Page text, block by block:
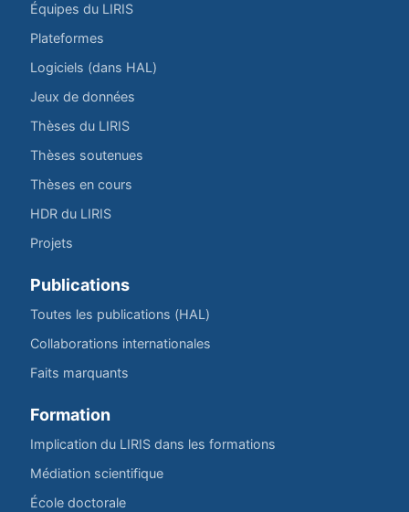
Équipes du LIRIS
Plateformes
Logiciels (dans HAL)
Jeux de données
Thèses du LIRIS
Thèses soutenues
Thèses en cours
HDR du LIRIS
Projets
Publications
Toutes les publications (HAL)
Collaborations internationales
Faits marquants
Formation
Implication du LIRIS dans les formations
Médiation scientifique
École doctorale